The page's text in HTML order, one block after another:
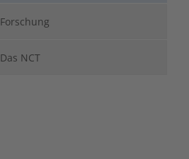
Forschung
Das NCT